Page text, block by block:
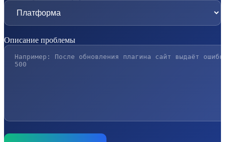
Описание проблемы